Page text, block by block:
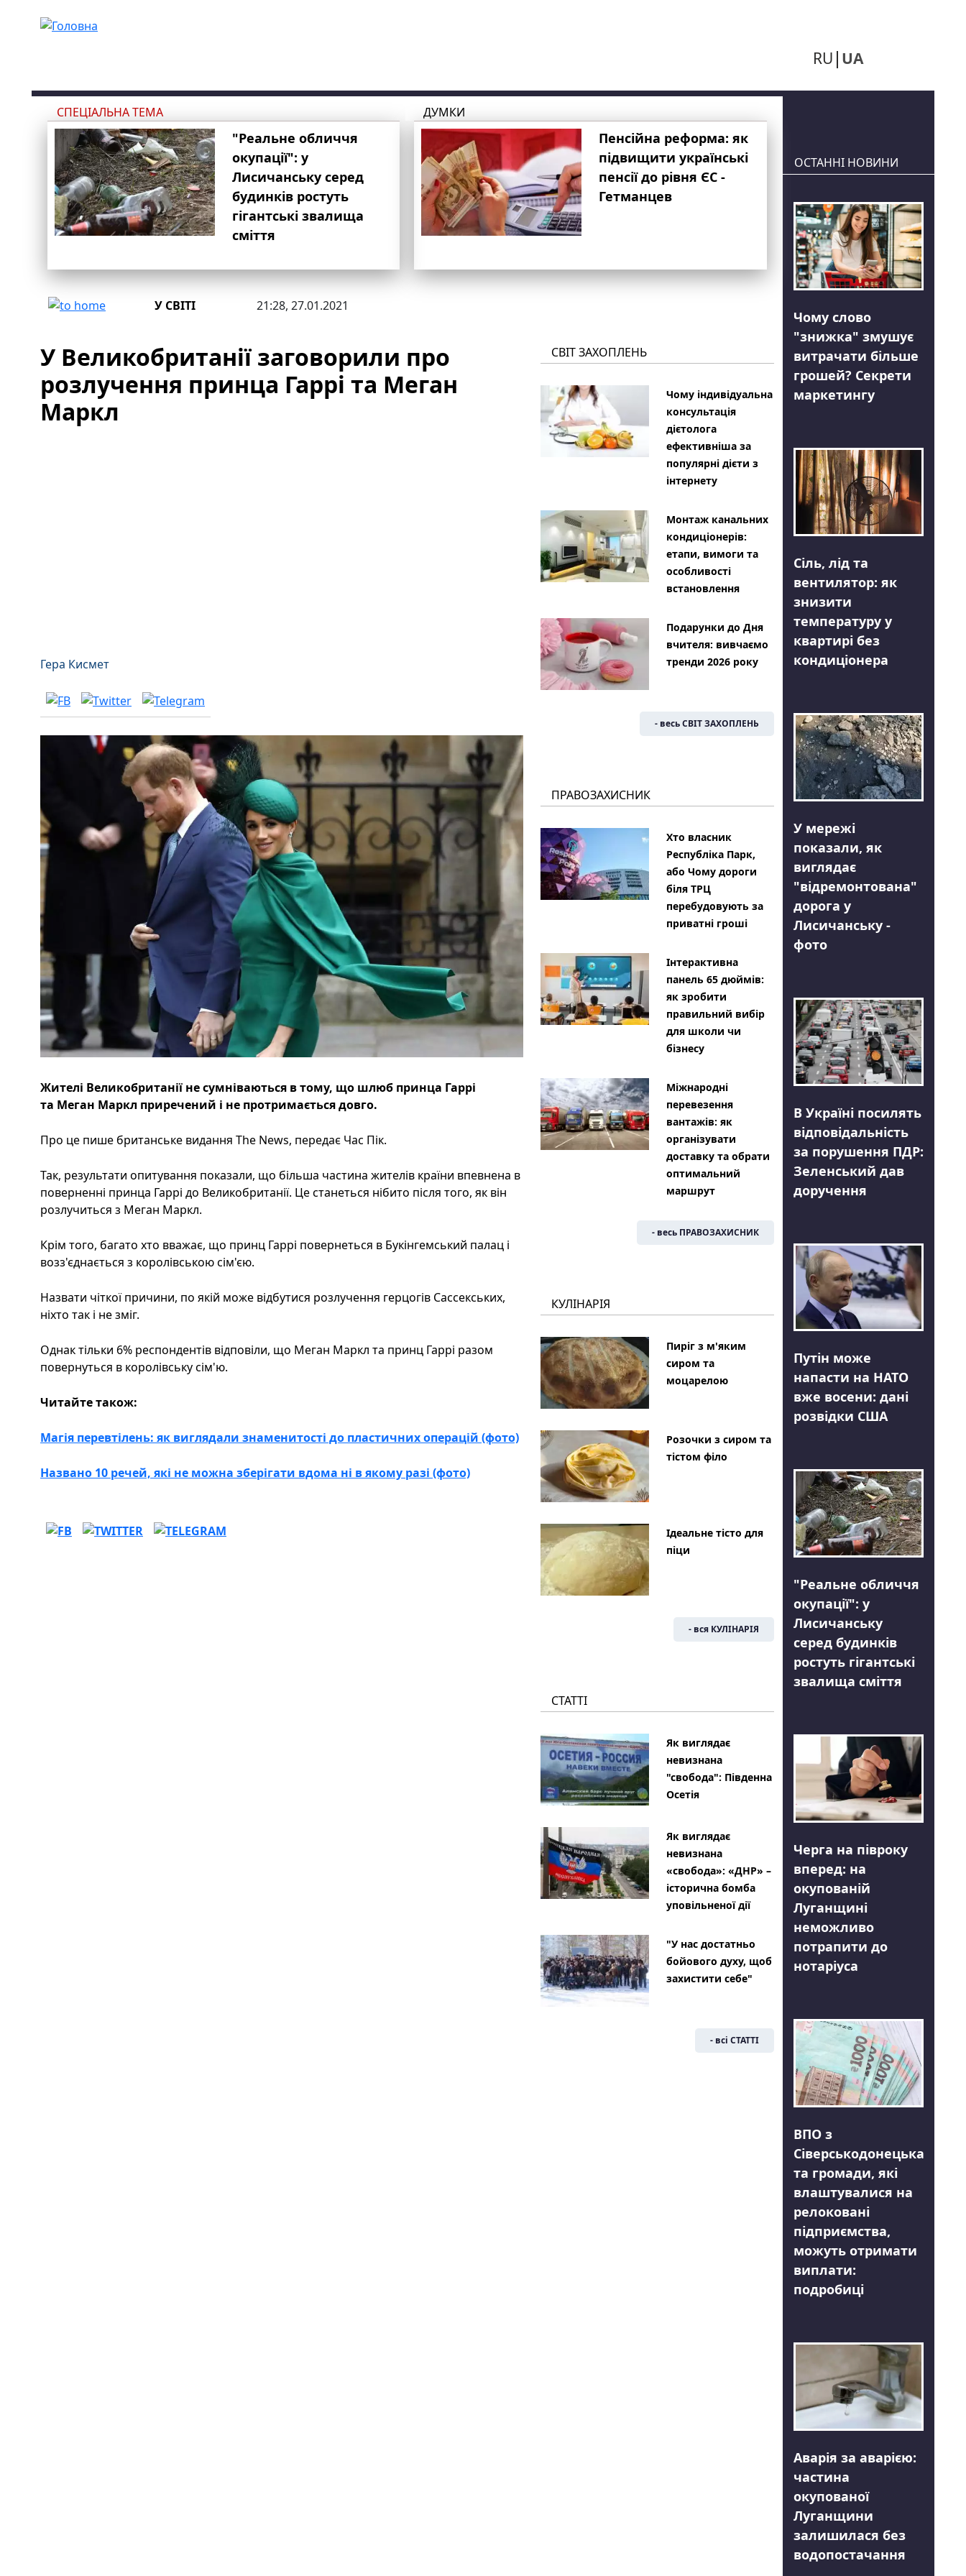
RU UA
СПЕЦІАЛЬНА ТЕМА
"Реальне обличчя
окупації": у
Лисичанську серед
будинків ростуть
гігантські звалища
сміття
ДУМКИ
Пенсійна реформа: як
підвищити українські
пенсії до рівня ЄС -
Гетманцев
У СВІТІ 21:28, 27.01.2021
У Великобританії заговорили про
розлучення принца Гаррі та Меган
Маркл
Гера Кисмет
Жителі Великобританії не сумніваються в тому, що шлюб принца Гаррі
та Меган Маркл приречений і не протримається довго.
Про це пише британське видання The News, передає Час Пік.
Так, результати опитування показали, що більша частина жителів країни впевнена в
поверненні принца Гаррі до Великобританії. Це станеться нібито після того, як він
розлучиться з Меган Маркл.
Крім того, багато хто вважає, що принц Гаррі повернеться в Букінгемський палац і
возз'єднається з королівською сім'єю.
Назвати чіткої причини, по якій може відбутися розлучення герцогів Сассекських,
ніхто так і не зміг.
Однак тільки 6% респондентів відповіли, що Меган Маркл та принц Гаррі разом
повернуться в королівську сім'ю.
Читайте також:
Магія перевтілень: як виглядали знаменитості до пластичних операцій (фото)
Названо 10 речей, які не можна зберігати вдома ні в якому разі (фото)
СВІТ ЗАХОПЛЕНЬ
Чому індивідуальна
консультація
дієтолога
ефективніша за
популярні дієти з
інтернету
Монтаж канальних
кондиціонерів:
етапи, вимоги та
особливості
встановлення
Подарунки до Дня
вчителя: вивчаємо
тренди 2026 року
- весь СВІТ ЗАХОПЛЕНЬ
ПРАВОЗАХИСНИК
Хто власник
Республіка Парк,
або Чому дороги
біля ТРЦ
перебудовують за
приватні гроші
Інтерактивна
панель 65 дюймів:
як зробити
правильний вибір
для школи чи
бізнесу
Міжнародні
перевезення
вантажів: як
організувати
доставку та обрати
оптимальний
маршрут
- весь ПРАВОЗАХИСНИК
КУЛІНАРІЯ
Пиріг з м'яким
сиром та
моцарелою
Розочки з сиром та
тістом філо
Ідеальне тісто для
піци
- вся КУЛІНАРІЯ
СТАТТІ
Як виглядає
невизнана
"свобода": Південна
Осетія
Як виглядає
невизнана
«свобода»: «ДНР» –
історична бомба
уповільненої дії
"У нас достатньо
бойового духу, щоб
захистити себе"
- всі СТАТТІ
ОСТАННІ НОВИНИ
Чому слово
"знижка" змушує
витрачати більше
грошей? Секрети
маркетингу
Сіль, лід та
вентилятор: як
знизити
температуру у
квартирі без
кондиціонера
У мережі
показали, як
виглядає
"відремонтована"
дорога у
Лисичанську -
фото
В Україні посилять
відповідальність
за порушення ПДР:
Зеленський дав
доручення
Путін може
напасти на НАТО
вже восени: дані
розвідки США
"Реальне обличчя
окупації": у
Лисичанську
серед будинків
ростуть гігантські
звалища сміття
Черга на півроку
вперед: на
окупованій
Луганщині
неможливо
потрапити до
нотаріуса
ВПО з
Сіверськодонецька
та громади, які
влаштувалися на
релоковані
підприємства,
можуть отримати
виплати:
подробиці
Аварія за аварією:
частина
окупованої
Луганщини
залишилася без
водопостачання